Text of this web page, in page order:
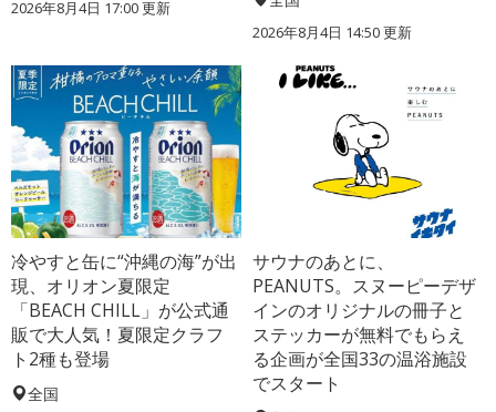
2026年8月4日 17:00更新
2026年8月4日 14:50更新
冷やすと缶に“沖縄の海”が出
現、オリオン夏限定
「BEACH CHILL」が公式通
販で大人気！夏限定クラフ
ト2種も登場
全国
サウナのあとに、
PEANUTS。スヌーピーデザ
インのオリジナルの冊子と
ステッカーが無料でもらえ
る企画が全国33の温浴施設
でスタート